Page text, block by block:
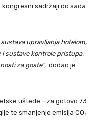
sadržaji do sada
upravljanja hotelom,
i sustave kontrole pristupa,
za goste“, dodao je
uštede – za gotovo 73
te smanjenje emisija CO₂